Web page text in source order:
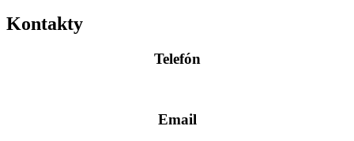
Kontakty
Telefón
Email